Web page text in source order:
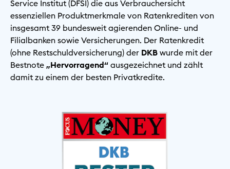
Service Institut (DFSI) die aus Verbrauchersicht
essenziellen Produktmerkmale von Ratenkrediten von
insgesamt 39 bundesweit agierenden Online- und
Filialbanken sowie Versicherungen. Der Ratenkredit
(ohne Restschuldversicherung) der DKB wurde mit der
Bestnote „Hervorragend“ ausgezeichnet und zählt
damit zu einem der besten Privatkredite.